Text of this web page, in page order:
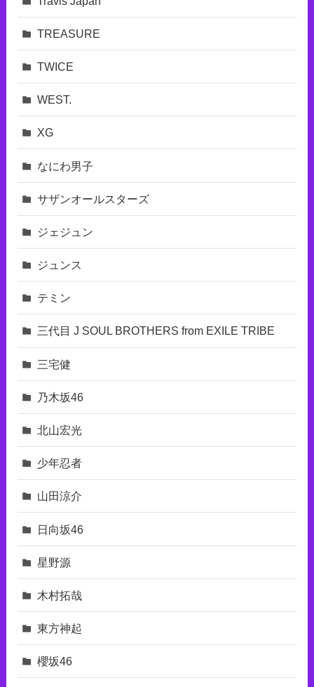
TREASURE
TWICE
WEST.
XG
なにわ男子
サザンオールスターズ
ジェジュン
ジュンス
テミン
三代目 J SOUL BROTHERS from EXILE TRIBE
三宅健
乃木坂46
北山宏光
少年忍者
山田涼介
日向坂46
星野源
木村拓哉
東⽅神起
櫻坂46